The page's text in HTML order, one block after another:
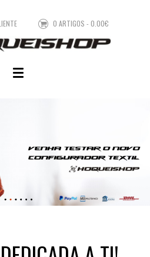
0 ARTIGOS - 0.00€